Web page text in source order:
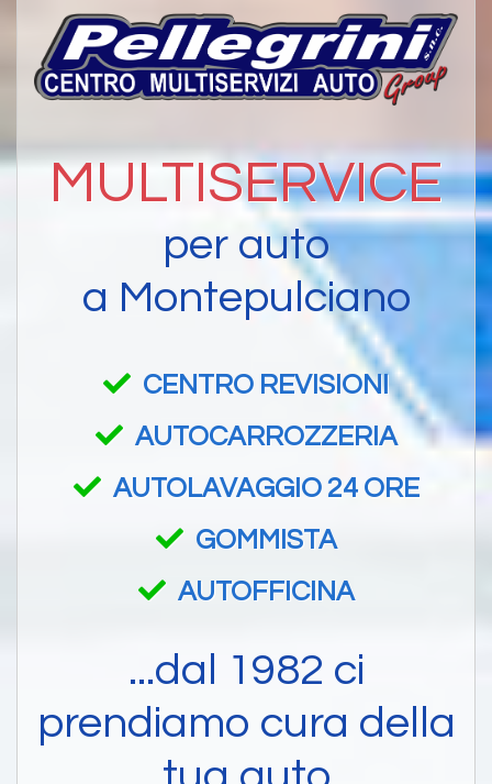
MULTISERVICE
per auto
a Montepulciano
CENTRO REVISIONI
AUTOCARROZZERIA
AUTOLAVAGGIO 24 ORE
GOMMISTA
AUTOFFICINA
...dal 1982 ci
prendiamo cura della